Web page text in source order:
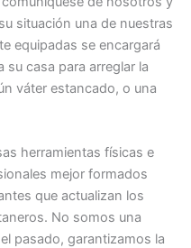
situación una de nuestras
equipadas se encargará
casa para arreglar la
váter estancado, o una
herramientas físicas e
mejor formados
que actualizan los
No somos una
pasado, garantizamos la